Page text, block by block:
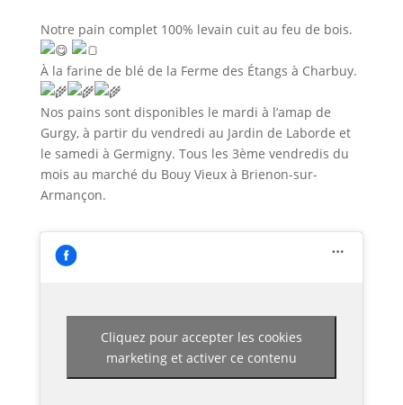
Notre pain complet 100% levain cuit au feu de bois.
À la farine de blé de la Ferme des Étangs à Charbuy.
Nos pains sont disponibles le mardi à l’amap de
Gurgy, à partir du vendredi au Jardin de Laborde et
le samedi à Germigny. Tous les 3ème vendredis du
mois au marché du Bouy Vieux à Brienon-sur-
Armançon.
Cliquez pour accepter les cookies
marketing et activer ce contenu